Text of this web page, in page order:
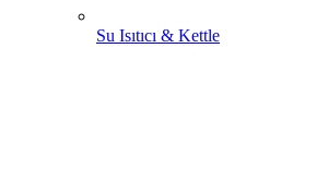
Su Isıtıcı & Kettle